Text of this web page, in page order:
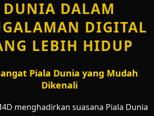
DUNIA DALAM
DIGITAL
LEBIH HIDUP
Piala Dunia yang Mudah
Dikenali
menghadirkan suasana Piala Dunia